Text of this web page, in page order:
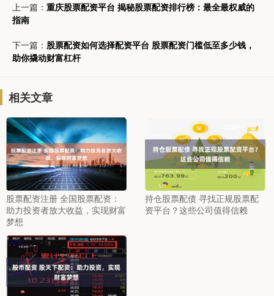
上一篇： 重庆股票配资平台 揭秘股票配资排行榜：最全最权威的
指南
下一篇： 股票配资如何选择配资平台 股票配资门槛低至多少钱，
助你撬动财富杠杆
相关文章
股票配资注册 全国股票配资：
助力投资者放大收益，实现财富
梦想
持仓股票配债 寻找正规股票配
资平台？这些公司值得信赖